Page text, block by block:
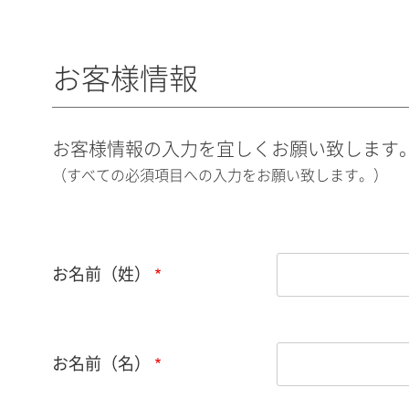
お客様情報
お客様情報の入力を宜しくお願い致します
（すべての必須項目への入力をお願い致します。）
お名前（姓）
お名前（名）